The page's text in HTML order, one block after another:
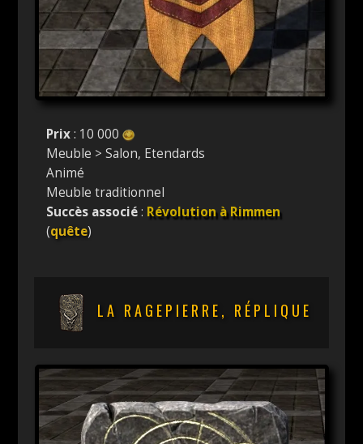
Prix: 10 000
Meuble > Salon, Etendards
Animé
Meuble traditionnel
Succès associé: Révolution à Rimmen
(quête)
LA RAGEPIERRE, RÉPLIQUE